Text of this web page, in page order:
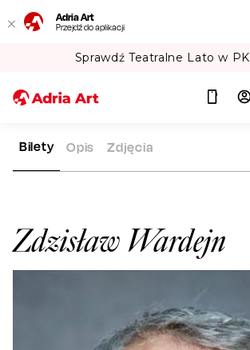
Adria Art
Przejdź do aplikacji
Sprawdź Teatralne Lato w
ADRIA ART ARTYŚCI ZDZISŁAW
Zdzisław Wardejn
Bilety Opis Zdjęcia